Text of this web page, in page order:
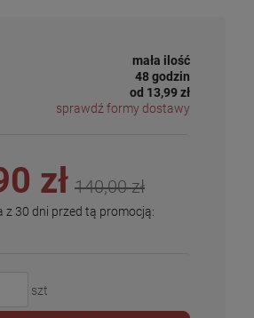
mała ilość
48 godzin
od 13,99 zł
sprawdź formy dostawy
zł 140,00 zł
z 30 dni przed tą promocją:
szt